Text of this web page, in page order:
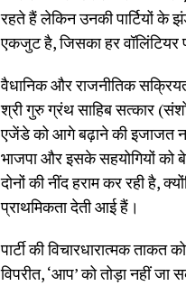
रहते हैं लेकिन उनकी पार्टियों के
एकजुट है, जिसका हर वॉलिंटियर
वैधानिक और राजनीतिक
श्री गुरु ग्रंथ साहिब सत्कार
एजेंडे को आगे बढ़ाने की इजाजत
भाजपा और इसके सहयोगियों को
दोनों की नींद हराम कर रही है,
प्राथमिकता देती आई हैं।
पार्टी की विचारधारात्मक
विपरीत, ‘आप’ को तोड़ा नहीं